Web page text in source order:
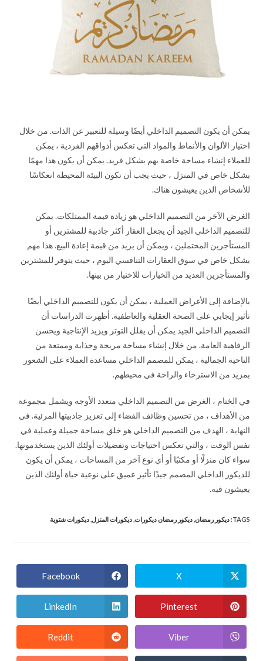
يمكن أن يكون التصميم الداخلي أيضًا وسيلة للتعبير عن الذات. من خلال
اختيار الألوان والأنماط والمواد التي تعكس أذواقهم الفردية ، يمكن
للعملاء إنشاء مساحة خاصة بهم بشكل فريد. يمكن أن يكون هذا مهمًا
بشكل خاص في المنزل ، حيث يجب أن تكون البيئة المحيطة انعكاسًا
للأشخاص الذين يعيشون هناك.
الغرض الآخر من التصميم الداخلي هو زيادة قيمة الممتلكات. يمكن
للتصميم الداخلي الجيد أن يجعل العقار أكثر جاذبية للمشترين أو
المستأجرين المحتملين ، ويمكن أن يزيد من قيمة إعادة البيع. هذا مهم
بشكل خاص في سوق العقارات التنافسي اليوم ، حيث يتوفر للمشترين
والمستأجرين العديد من الخيارات للاختيار من بينها.
بالإضافة إلى الأغراض العملية ، يمكن أن يكون للتصميم الداخلي أيضًا
تأثير إيجابي على الصحة العقلية والعاطفية. أظهرت الدراسات أن
التصميم الداخلي الجيد يمكن أن يقلل التوتر ويزيد الإنتاجية ويحسن
الرفاهية العامة. من خلال إنشاء مساحة مريحة وجذابة وممتعة من
الناحية الجمالية ، يمكن للمصمم الداخلي مساعدة العملاء على الشعور
بمزيد من الاسترخاء والراحة في محيطهم.
في الختام ، الغرض من التصميم الداخلي متعدد الأوجه ويشمل مجموعة
من الأهداف ، من تحسين وظائف الفضاء إلى تعزيز جاذبيتها المرئية. في
النهاية ، الهدف من التصميم الداخلي هو خلق مساحة جميلة وعملية في
نفس الوقت ، والتي تعكس احتياجات وتفضيلات أولئك الذين يستخدمونها.
سواء كان منزلًا أو مكتبًا أو أي نوع آخر من المساحات ، يمكن أن يكون
للديكور الداخلي المصمم جيدًا تأثير عميق على نوعية حياة أولئك الذين
يعيشون فيه.
TAGS
:ديكور رمضان ديكور رمضان ديكورات ديكورات المنزل ديكورات شتوية
X
Facebook
Pinterest
LinkedIn
Viber
Reddit